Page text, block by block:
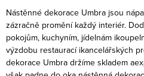
v
l
á
d
a
Nástěnné dekorace Umbra jsou
zázračně promění každý interiér.
pokojům, kuchyním, jídelnám
výzdobu restaurací ikancelářských
dekorace Umbra držíme skladem